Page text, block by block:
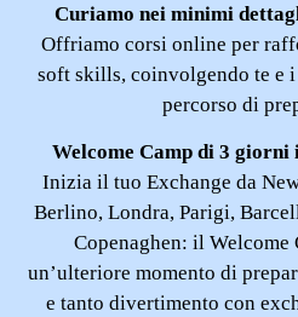
Curiamo nei minimi
Offriamo corsi online per
soft skills, coinvolgendo te e
percorso di
Welcome Camp di 3
Inizia il tuo Exchange da
Berlino, Londra, Parigi,
Copenaghen: il Welcome
un’ulteriore momento di
e tanto divertimento con